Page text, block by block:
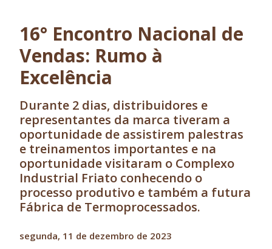
16° Encontro Nacional de
Vendas: Rumo à
Excelência
Durante 2 dias, distribuidores e
representantes da marca tiveram a
oportunidade de assistirem palestras
e treinamentos importantes e na
oportunidade visitaram o Complexo
Industrial Friato conhecendo o
processo produtivo e também a futura
Fábrica de Termoprocessados.
segunda, 11 de dezembro de 2023